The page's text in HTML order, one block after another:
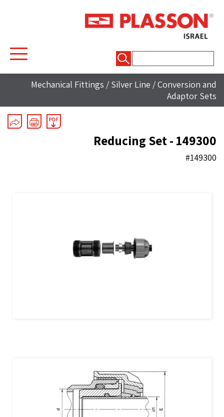
Mechanical Fittings / Silver Line /Conversion and
Adaptor Sets
Reducing Set - 149300
#149300